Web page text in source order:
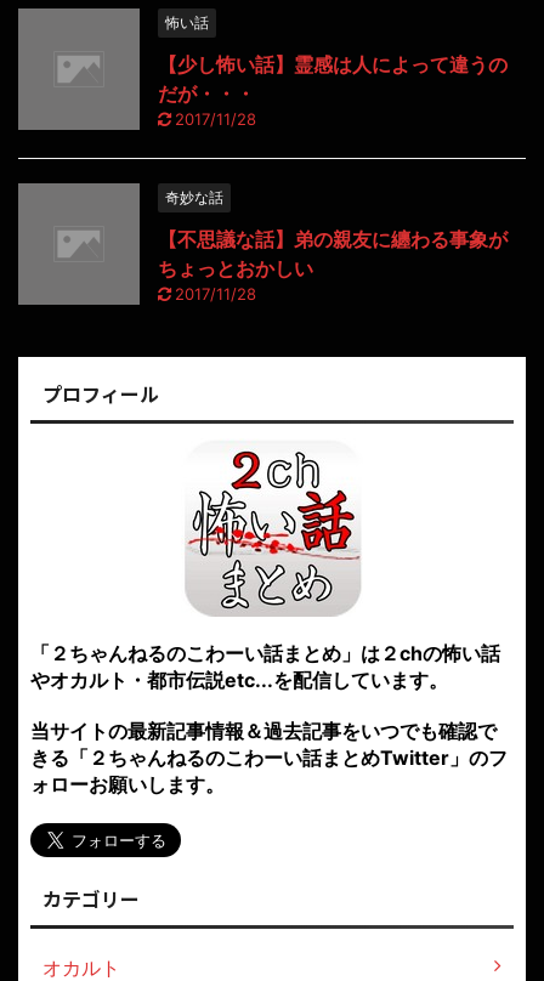
怖い話
【少し怖い話】霊感は人によって違うの
だが・・・
2017/11/28
奇妙な話
【不思議な話】弟の親友に纏わる事象が
ちょっとおかしい
2017/11/28
プロフィール
「２ちゃんねるのこわーい話まとめ」は２chの怖い話
やオカルト・都市伝説etc...を配信しています。
当サイトの最新記事情報＆過去記事をいつでも確認で
きる「２ちゃんねるのこわーい話まとめTwitter」のフ
ォローお願いします。
カテゴリー
オカルト